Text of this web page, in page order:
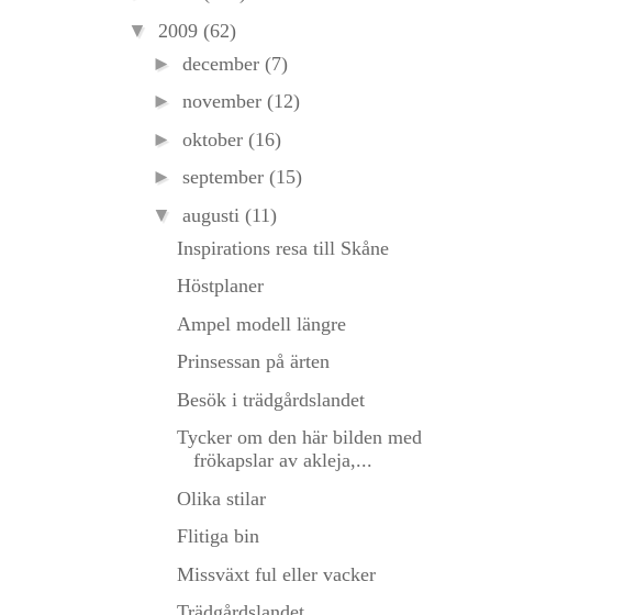
▼ 2009 (62)
► december (7)
► november (12)
► oktober (16)
► september (15)
▼ augusti (11)
Inspirations resa till Skåne
Höstplaner
Ampel modell längre
Prinsessan på ärten
Besök i trädgårdslandet
Tycker om den här bilden med
frökapslar av akleja,...
Olika stilar
Flitiga bin
Missväxt ful eller vacker